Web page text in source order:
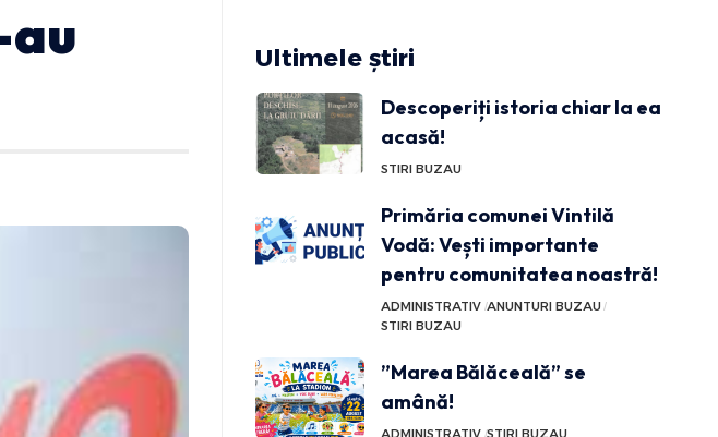
Ultimele știri
Descoperiți istoria chiar la ea
acasă!
STIRI BUZAU
Primăria comunei Vintilă
Vodă: Vești importante
pentru comunitatea noastră!
ADMINISTRATIV ANUNTURI BUZAU
STIRI BUZAU
”Marea Bălăceală” se
amână!
ADMINISTRATIV STIRI BUZAU